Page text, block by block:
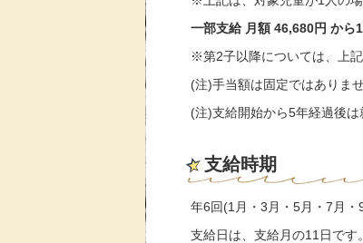
一部支給 月額 46,680円 から
※第2子以降については、上
(注)手当額は固定ではありま
(注)支給開始から5年経過後
支給時期
年6回(1月・3月・5月・7月・
支給日は、支給月の11日です